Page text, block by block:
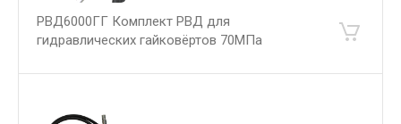
РВД6000ГГ Комплект РВД для
гидравлических гайковёртов 70МПа